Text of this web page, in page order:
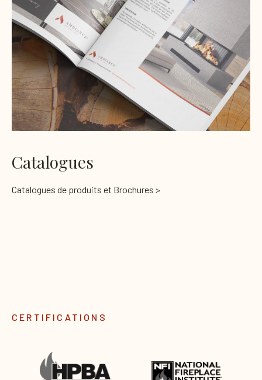
Catalogues
Catalogues de produits et Brochures >
CERTIFICATIONS